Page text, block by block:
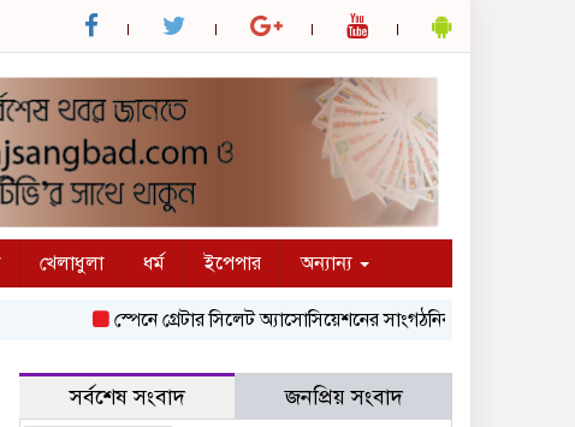
খেলাধুলা ধর্ম ইপেপার অন্যান্য
স্পেনে গ্রেটার সিলেট অ্যাসোসিয়েশনের সাংগঠনিক সম্পাদক জকিগঞ্জের
সর্বশেষ সংবাদ জনপ্রিয় সংবাদ